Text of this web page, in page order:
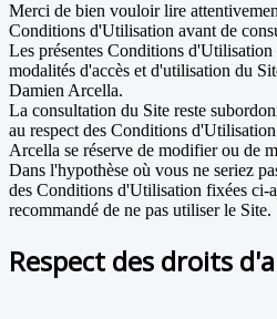
Merci de bien vouloir lire
Conditions d'Utilisation avant de
Les présentes Conditions
modalités d'accès et d'utilisation du
Damien Arcella.
La consultation du Site reste
au respect des Conditions
Arcella se réserve de modifier ou de
Dans l'hypothèse où vous ne seriez
des Conditions d'Utilisation fixées ci-
recommandé de ne pas utiliser le Site.
Respect des droits